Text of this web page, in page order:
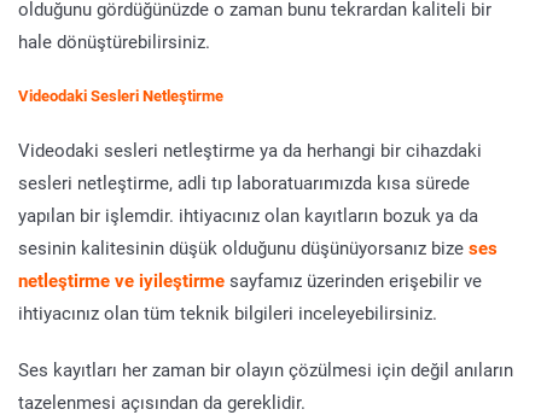
olduğunu gördüğünüzde o zaman bunu tekrardan kaliteli bir
hale dönüştürebilirsiniz.
Videodaki Sesleri Netleştirme
Videodaki sesleri netleştirme ya da herhangi bir cihazdaki
sesleri netleştirme, adli tıp laboratuarımızda kısa sürede
yapılan bir işlemdir. ihtiyacınız olan kayıtların bozuk ya da
sesinin kalitesinin düşük olduğunu düşünüyorsanız bize ses
netleştirme ve iyileştirme sayfamız üzerinden erişebilir ve
ihtiyacınız olan tüm teknik bilgileri inceleyebilirsiniz.
Ses kayıtları her zaman bir olayın çözülmesi için değil anıların
tazelenmesi açısından da gereklidir.